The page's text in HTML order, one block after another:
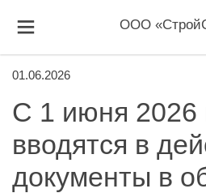
ООО
01.06.2026
С 1 июня 2026
вводятся в
документы в